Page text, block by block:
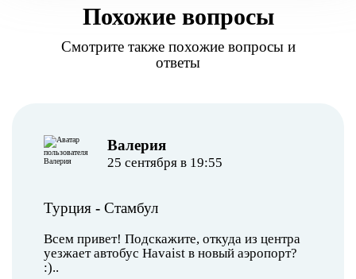
Похожие вопросы
Смотрите также похожие вопросы и
ответы
Валерия
25 сентября в 19:55
Турция - Стамбул
Всем привет! Подскажите, откуда из центра
уезжает автобус Havaist в новый аэропорт?
:)..